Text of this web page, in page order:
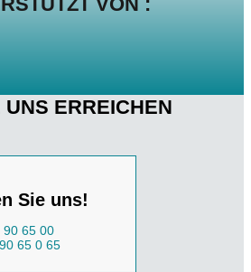
UNS ERREICHEN
Sie uns!
90 65 00
65 0 65